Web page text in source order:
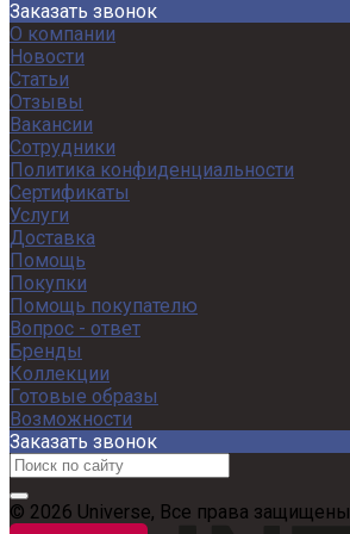
Заказать звонок
О компании
Новости
Статьи
Отзывы
Вакансии
Сотрудники
Политика конфиденциальности
Сертификаты
Услуги
Доставка
Помощь
Покупки
Помощь покупателю
Вопрос - ответ
Бренды
Коллекции
Готовые образы
Возможности
Заказать звонок
© 2026 Universe, Все права защищены